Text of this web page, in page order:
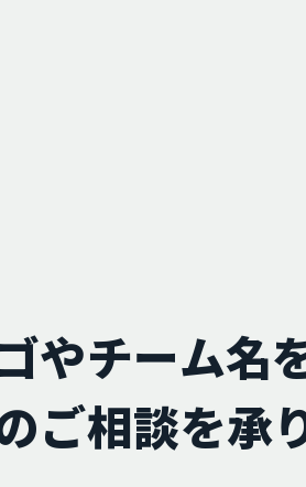
やチーム名
ご相談を承